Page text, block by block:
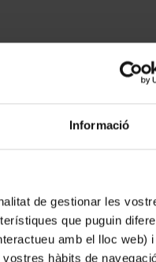
Informació
de gestionar les
que puguin
amb el lloc web)
hàbits de
quina era la